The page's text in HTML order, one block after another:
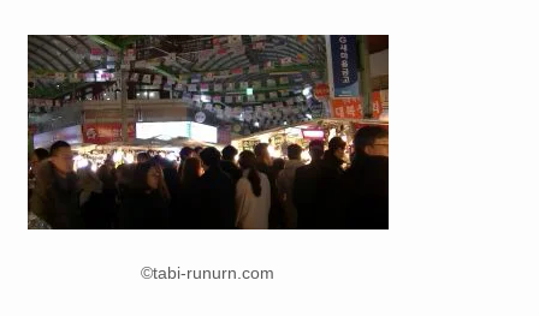
©tabi-runurn.com